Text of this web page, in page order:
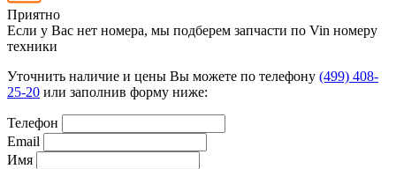
Приятно
Если у Вас нет номера, мы подберем запчасти по Vin номеру
техники
Уточнить наличие и цены Вы можете по телефону (499) 408-
25-20 или заполнив форму ниже:
Телефон
Email
Имя